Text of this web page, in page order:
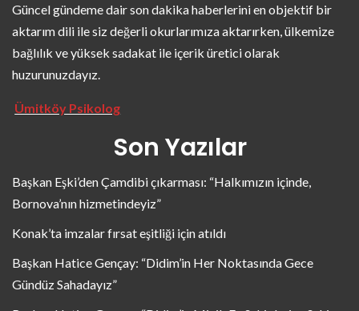
Güncel gündeme dair son dakika haberlerini en objektif bir
aktarım dili ile siz değerli okurlarımıza aktarırken, ülkemize
bağlılık ve yüksek sadakat ile içerik üretici olarak
huzurunuzdayız.
Ümitköy Psikolog
Son Yazılar
Başkan Eşki’den Çamdibi çıkarması: “Halkımızın içinde,
Bornova’nın hizmetindeyiz”
Konak’ta imzalar fırsat eşitliği için atıldı
Başkan Hatice Gençay: “Didim’in Her Noktasında Gece
Gündüz Sahadayız”